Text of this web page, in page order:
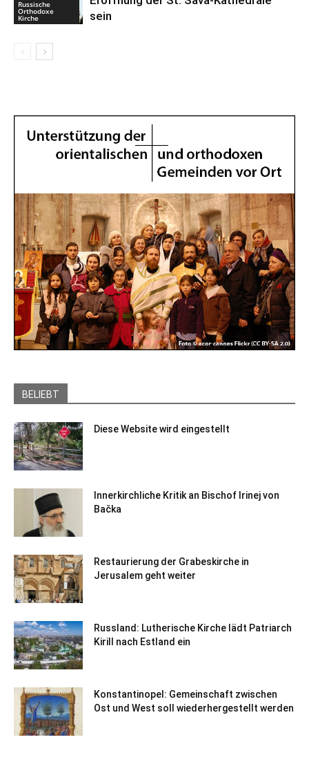
Russische
Orthodoxe
Kirche
sein
BELIEBT
Diese Website wird eingestellt
Innerkirchliche Kritik an Bischof Irinej von
Bačka
Restaurierung der Grabeskirche in
Jerusalem geht weiter
Russland: Lutherische Kirche lädt Patriarch
Kirill nach Estland ein
Konstantinopel: Gemeinschaft zwischen
Ost und West soll wiederhergestellt werden